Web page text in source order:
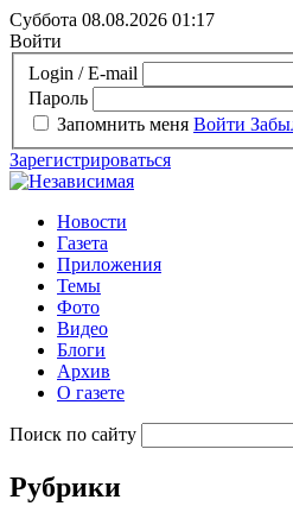
Суббота 08.08.2026 01:17
Войти
Login / E-mail
Пароль
Запомнить меня Войти
Зарегистрироваться
Новости
Газета
Приложения
Темы
Фото
Видео
Блоги
Архив
О газете
Поиск по сайту
Рубрики